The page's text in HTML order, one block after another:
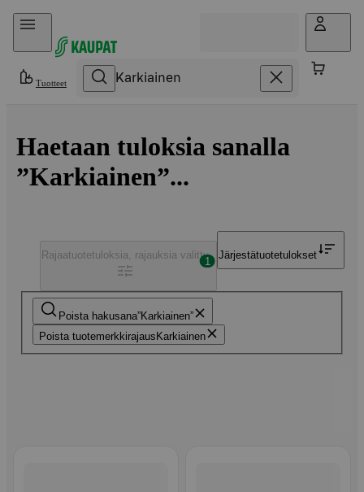
Hyppää sisältöön
Tuotteet
Haetaan tuloksia sanalla
”Karkiainen”...
Poista hakusana Karkiainen
Poista tuotemerkkirajaus Karkiainen
Rajaatuotetuloksia, rajauksia valittu
1
Järjestätuotetulokset